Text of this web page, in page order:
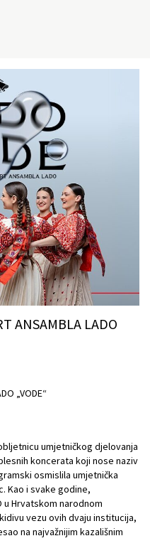
ANSAMBLA LADO
„VODE“
umjetničkog djelovanja
koncerata koji nose naziv
osmislila umjetnička
Kao i svake godine,
u Hrvatskom narodnom
vezu ovih dvaju institucija,
na najvažnijim kazališnim